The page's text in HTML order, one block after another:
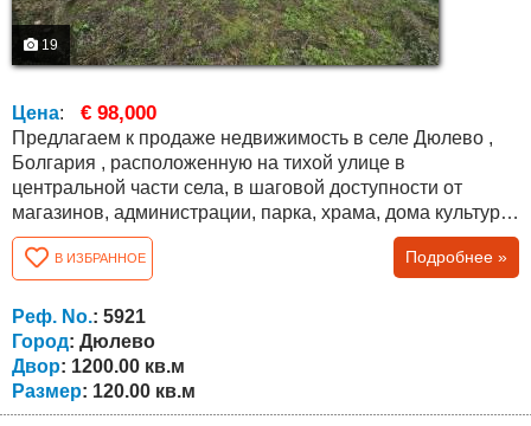
19
Цена: € 98,000
Предлагаем к продаже недвижимость в селе Дюлево ,
Болгария , расположенную на тихой улице в
центральной части села, в шаговой доступности от
магазинов, администрации, парка, храма, дома культуры
и кафе. До села ведут два разных дороги, оба в
отличном состоянии. Дом двухэтажный, общей
площадью 120 кв.м, с участком 1200 кв.м, ухоженным и
подходящим для сада, отдыха или дополнительной
В ИЗБРАННОЕ Подробнее »
Реф. No.: 5921
Город: Дюлево
Двор: 1200.00 кв.м
Размер: 120.00 кв.м